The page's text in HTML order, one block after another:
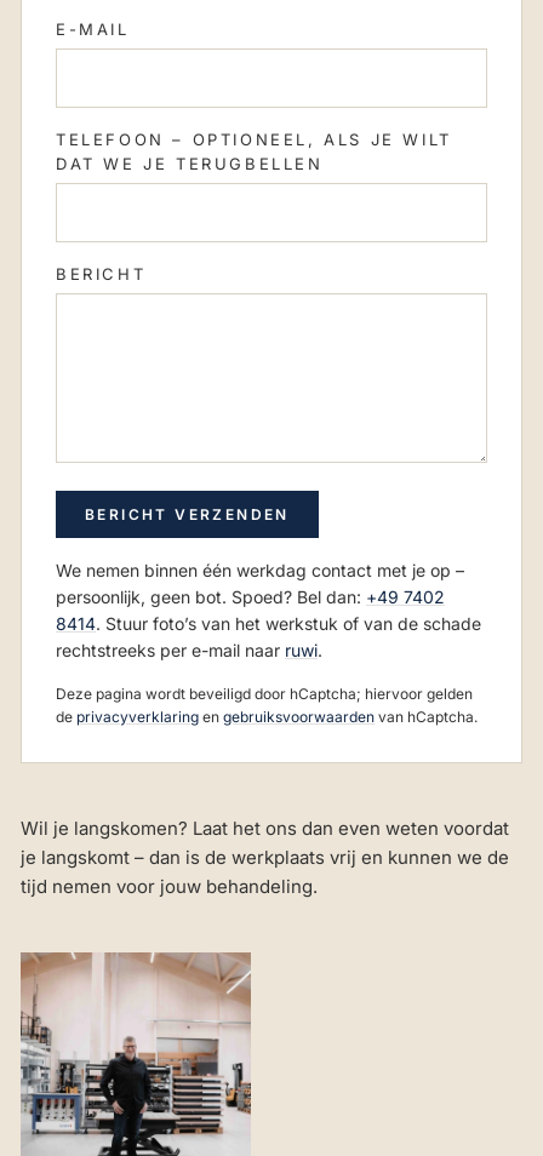
E-MAIL
TELEFOON– OPTIONEEL, ALS JE WILT
DAT WE JE TERUGBELLEN
BERICHT
BERICHT VERZENDEN
We nemen binnen één werkdag contact met je op –
persoonlijk, geen bot. Spoed? Bel dan: +49 7402
8414. Stuur foto’s van het werkstuk of van de schade
rechtstreeks per e-mail naar ruwi.
Deze pagina wordt beveiligd door hCaptcha; hiervoor gelden
de privacyverklaring en gebruiksvoorwaarden van hCaptcha.
Wil je langskomen? Laat het ons dan even weten voordat
je langskomt – dan is de werkplaats vrij en kunnen we de
tijd nemen voor jouw behandeling.